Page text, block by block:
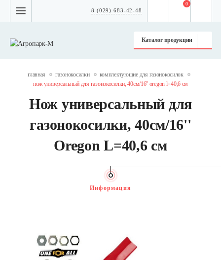
8 (029) 683-42-48
Каталог продукции
0
главная газонокосилки
комплектующие для газонокосилок
нож универсальный для газонокосилки, 40см/16'' oregon l=40,6 см
Нож универсальный для
газонокосилки, 40см/16''
Oregon L=40,6 см
Информация